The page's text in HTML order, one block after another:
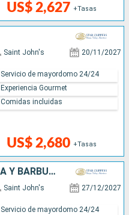
US$ 2,627 +Tasas
Saint John's 20/11/2027
US$ 2,680 +Tasas
Servicio de mayordomo 24/24
Experiencia Gourmet
Comidas incluidas
FRANCIA, DOMINICA, ANTIGUA Y BARBUDA
Saint John's 27/12/2027
Servicio de mayordomo 24/24